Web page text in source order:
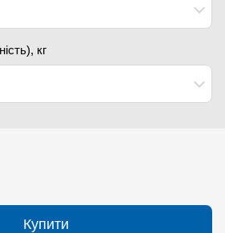
кг
Купити